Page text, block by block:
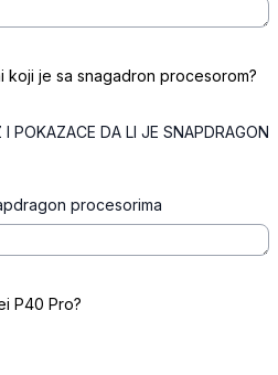
koji je sa snagadron procesorom?
POKAZACE DA LI JE SNAPDRAGON
procesorima
P40 Pro?